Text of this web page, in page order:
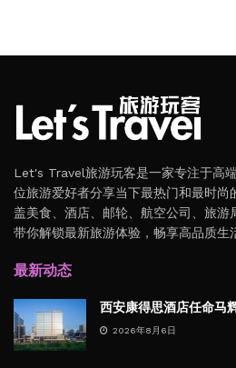
Let's Travel旅游玩客是一家专注于高
位旅游爱好者分享当下最热门和最时尚
盖美食、酒店、邮轮、航空公司、旅游
带你解锁最新旅游体验，畅享高品质生
最新动态
西安康得思酒店任命马
2026年8月6日